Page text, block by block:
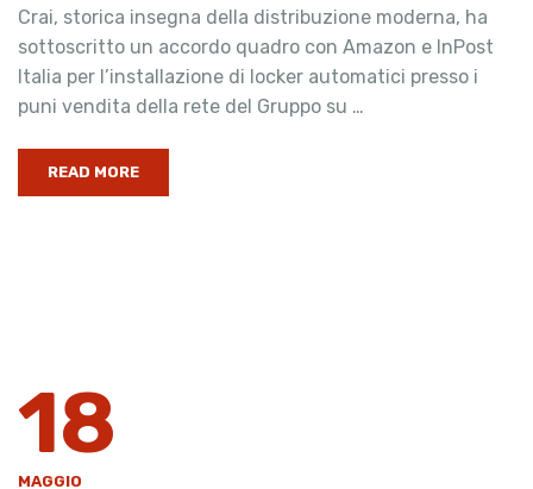
Crai, storica insegna della distribuzione moderna, ha
sottoscritto un accordo quadro con Amazon e InPost
Italia per l’installazione di locker automatici presso i
puni vendita della rete del Gruppo su …
READ MORE
18
MAGGIO